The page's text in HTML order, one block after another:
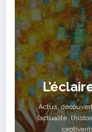
Actus,
l’actualité,